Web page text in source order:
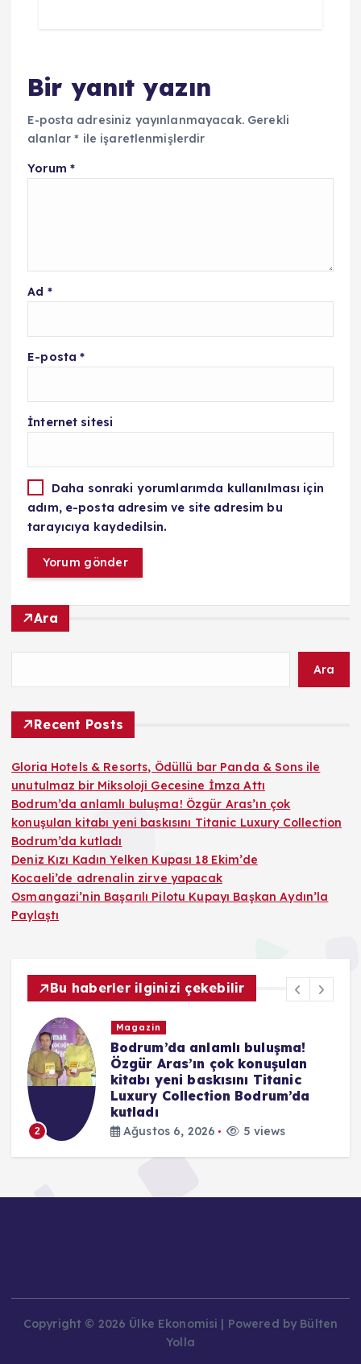
Bir yanıt yazın
E-posta adresiniz yayınlanmayacak. Gerekli
alanlar* ile işaretlenmişlerdir
Yorum *
Ad *
E-posta*
İnternet sitesi
Daha sonraki yorumlarımda kullanılması için
adım, e-posta adresim ve site adresim bu
tarayıcıya kaydedilsin.
Ara
Ara
Recent Posts
Gloria Hotels & Resorts, Ödüllü bar Panda & Sons ile
unutulmaz bir Miksoloji Gecesine İmza Attı
Bodrum’da anlamlı buluşma! Özgür Aras’ın çok
konuşulan kitabı yeni baskısını Titanic Luxury Collection
Bodrum’da kutladı
Deniz Kızı Kadın Yelken Kupası 18 Ekim’de
Kocaeli’de adrenalin zirve yapacak
Osmangazi’nin Başarılı Pilotu Kupayı Başkan Aydın’la
Paylaştı
Bu haberler ilginizi çekebilir
2
Magazin
Bodrum’da anlamlı buluşma!
Özgür Aras’ın çok konuşulan
kitabı yeni baskısını Titanic
Luxury Collection Bodrum’da
kutladı
Ağustos 6, 2026 5 views
Copyright © 2026 Ülke Ekonomisi | Powered by Bülten
Yolla